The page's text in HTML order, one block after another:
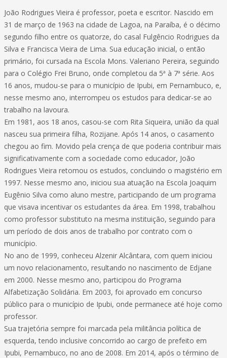
João Rodrigues Vieira é professor, poeta e escritor. Nascido em
31 de março de 1963 na cidade de Lagoa, na Paraíba, é o décimo
segundo filho entre os quatorze, do casal Fulgêncio Rodrigues da
Silva e Francisca Vieira de Lima. Sua educação inicial, o então
primário, foi cursada na Escola Mons. Valeriano Pereira, seguindo
para o Colégio Frei Bruno, onde completou da 5ª à 7ª série. Aos
16 anos, mudou-se para o município de Ipubi, em Pernambuco, e,
nesse mesmo ano, interrompeu os estudos para dedicar-se ao
trabalho na lavoura.
Em 1981, aos 18 anos, casou-se com Rita Siqueira, união da qual
nasceu sua primeira filha, Rozijane. Após 14 anos, o casamento
chegou ao fim. Movido pela crença de que poderia contribuir mais
significativamente com a sociedade como educador, João
Rodrigues Vieira retomou os estudos, concluindo o magistério em
1997. Nesse mesmo ano, iniciou sua atuação na Escola Joaquim
Eugênio Silva como aluno mestre, participando de um programa
que visava incentivar os estudantes da área. Em 1998, trabalhou
como professor substituto na mesma instituição, seguindo para
um período de dois anos de trabalho por contrato com o
município.
No ano de 1999, conheceu Alzenir Alcântara, com quem iniciou
um novo relacionamento, resultando no nascimento de Edjane
em 2000. Nesse mesmo ano, participou do Programa
Alfabetização Solidária. Em 2003, foi aprovado em concurso
público para o município de Ipubi, onde permanece até hoje como
professor.
Sua trajetória sempre foi marcada pela militância política de
esquerda, tendo inclusive concorrido ao cargo de prefeito em
Ipubi, Pernambuco, no ano de 2008. Em 2014, após o término de